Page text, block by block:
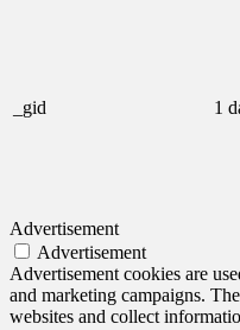
_gid 1
Advertisement
Advertisement
Advertisement cookies are
and marketing campaigns.
websites and collect